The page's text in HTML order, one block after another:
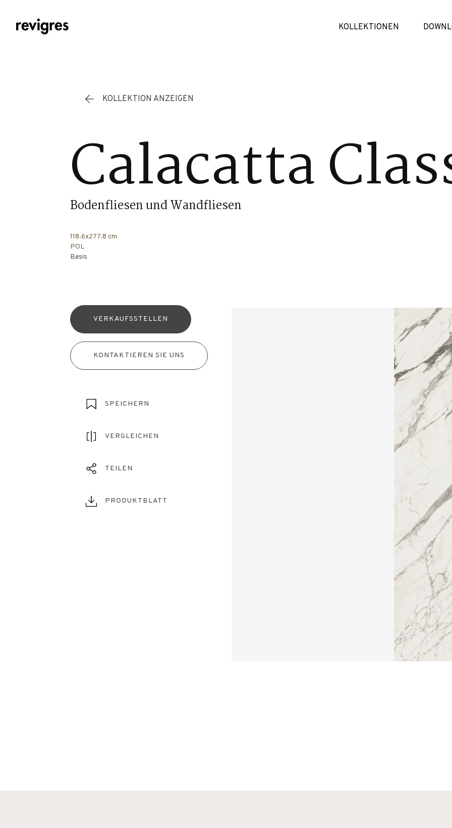
KOLLEKTIONEN
KOLLEKTION ANZEIGEN
Calacatta
Bodenfliesen und Wandfliesen
118.6x277.8 cm
POL
Basis
VERKAUFSSTELLEN
KONTAKTIEREN SIE UNS
SPEICHERN
VERGLEICHEN
TEILEN
PRODUKTBLATT